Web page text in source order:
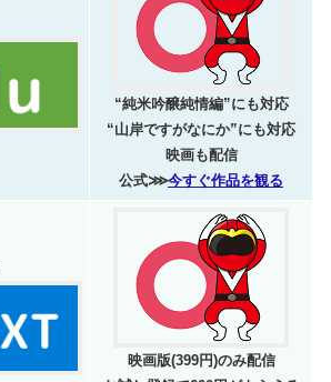
“純米吟醸純情編”にも対応
“山岸ですがなにか”にも対応
映画も配信
公式⋙今すぐ作品を観る
映画版(399円)のみ配信